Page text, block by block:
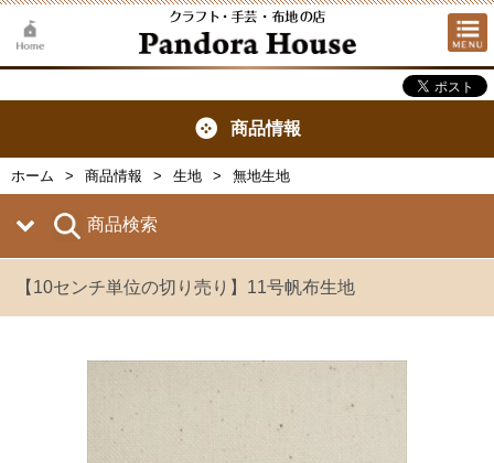
商品情報
ホーム 商品情報 生地 無地生地
商品検索
【10センチ単位の切り売り】11号帆布生地